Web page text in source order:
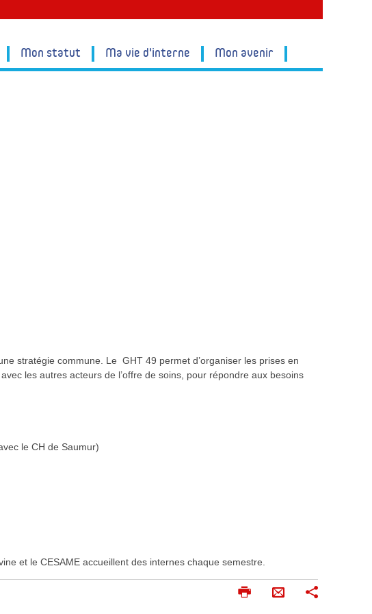
Mon statut Ma vie d'interne Mon avenir
stratégie commune. Le GHT 49 permet d’organiser les prises en
les autres acteurs de l’offre de soins, pour répondre aux besoins
le CH de Saumur)
et le CESAME accueillent des internes chaque semestre.
I